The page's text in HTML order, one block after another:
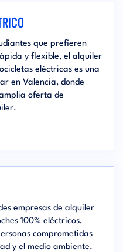
que prefieren
y flexible, el alquiler
eléctricas es una
en Valencia, donde
oferta de
empresas de alquiler
100% eléctricos,
comprometidas
y el medio ambiente.